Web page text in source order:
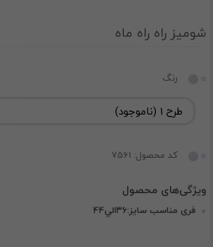
شومیز راه راه ماه
رنگ
کد محصول: 7561
فری مناسب سایز:۳۶الي44